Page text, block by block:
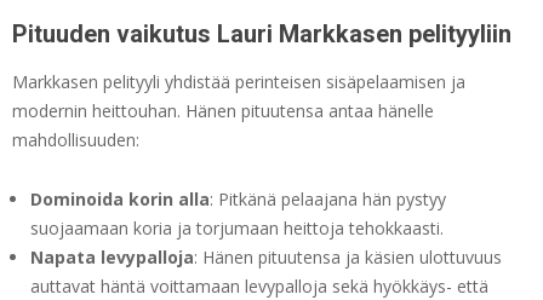
Pituuden vaikutus Lauri Markkasen pelityyliin
Markkasen pelityyli yhdistää perinteisen sisäpelaamisen ja
modernin heittouhan. Hänen pituutensa antaa hänelle
mahdollisuuden:
Dominoida korin alla: Pitkänä pelaajana hän pystyy
suojaamaan koria ja torjumaan heittoja tehokkaasti.
Napata levypalloja: Hänen pituutensa ja käsien ulottuvuus
auttavat häntä voittamaan levypalloja sekä hyökkäys- että